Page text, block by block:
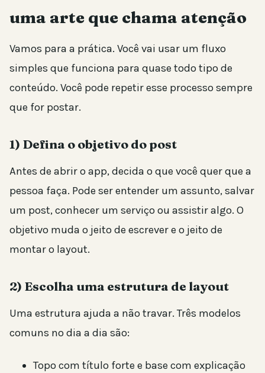
uma arte que chama atenção
Vamos para a prática. Você vai usar um fluxo
simples que funciona para quase todo tipo de
conteúdo. Você pode repetir esse processo sempre
que for postar.
1) Defina o objetivo do post
Antes de abrir o app, decida o que você quer que a
pessoa faça. Pode ser entender um assunto, salvar
um post, conhecer um serviço ou assistir algo. O
objetivo muda o jeito de escrever e o jeito de
montar o layout.
2) Escolha uma estrutura de layout
Uma estrutura ajuda a não travar. Três modelos
comuns no dia a dia são:
Topo com título forte e base com explicação